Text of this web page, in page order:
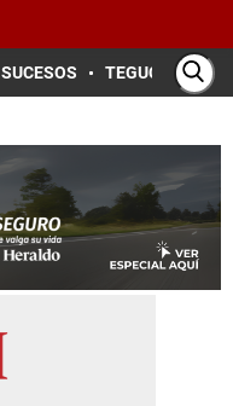
SUCESOS TEGUCIGALPA